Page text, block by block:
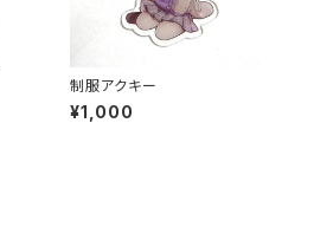
制服アクキー
¥1,000